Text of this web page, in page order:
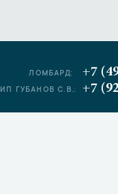
ЛОМБАРД: +7
ИП ГУБАНОВ С.В.: +7